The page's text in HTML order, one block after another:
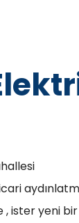
, ister yeni